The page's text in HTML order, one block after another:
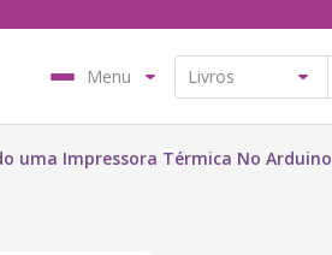
Menu
uma Impressora Térmica No Arduino